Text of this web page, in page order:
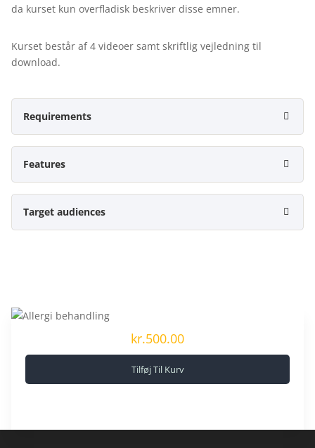
da kurset kun overfladisk beskriver disse emner.
Kurset består af 4 videoer samt skriftlig vejledning til
download.
Requirements
Features
Target audiences
kr.500.00
Tilføj Til Kurv